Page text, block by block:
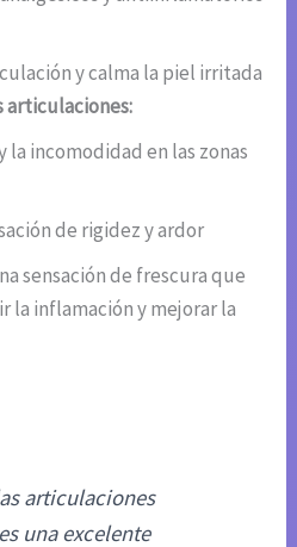
y calma la piel irritada
articulaciones:
la incomodidad en las zonas
de rigidez y ardor
sensación de frescura que
la inflamación y mejorar la
articulaciones
una excelente